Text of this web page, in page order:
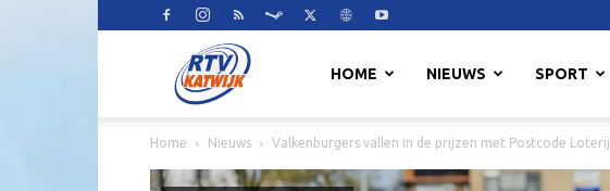
HOME NIEUWS SPORT
Home Nieuws Valkenburgers vallen in de prijzen met Postcode Loterij